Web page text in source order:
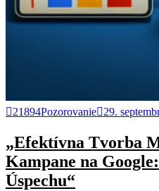
21894Pozorovanie 29.
„Efektívna Tvorba
Kampane na
Úspechu“